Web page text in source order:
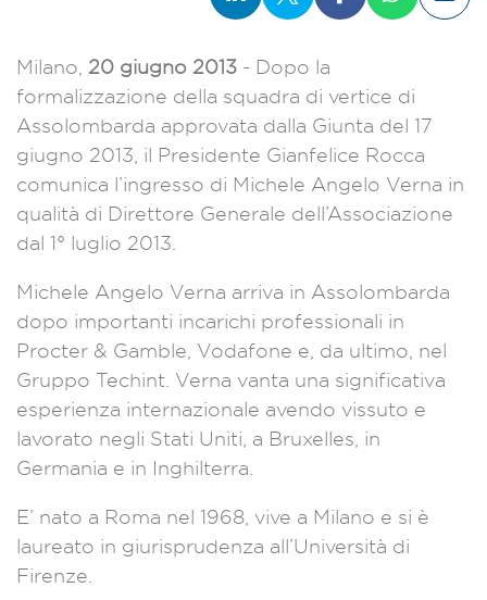
Milano, 20 giugno 2013 - Dopo la
formalizzazione della squadra di vertice di
Assolombarda approvata dalla Giunta del 17
giugno 2013, il Presidente Gianfelice Rocca
comunica l’ingresso di Michele Angelo Verna in
qualità di Direttore Generale dell’Associazione
dal 1° luglio 2013.
Michele Angelo Verna arriva in Assolombarda
dopo importanti incarichi professionali in
Procter & Gamble, Vodafone e, da ultimo, nel
Gruppo Techint. Verna vanta una significativa
esperienza internazionale avendo vissuto e
lavorato negli Stati Uniti, a Bruxelles, in
Germania e in Inghilterra.
E’ nato a Roma nel 1968, vive a Milano e si è
laureato in giurisprudenza all’Università di
Firenze.